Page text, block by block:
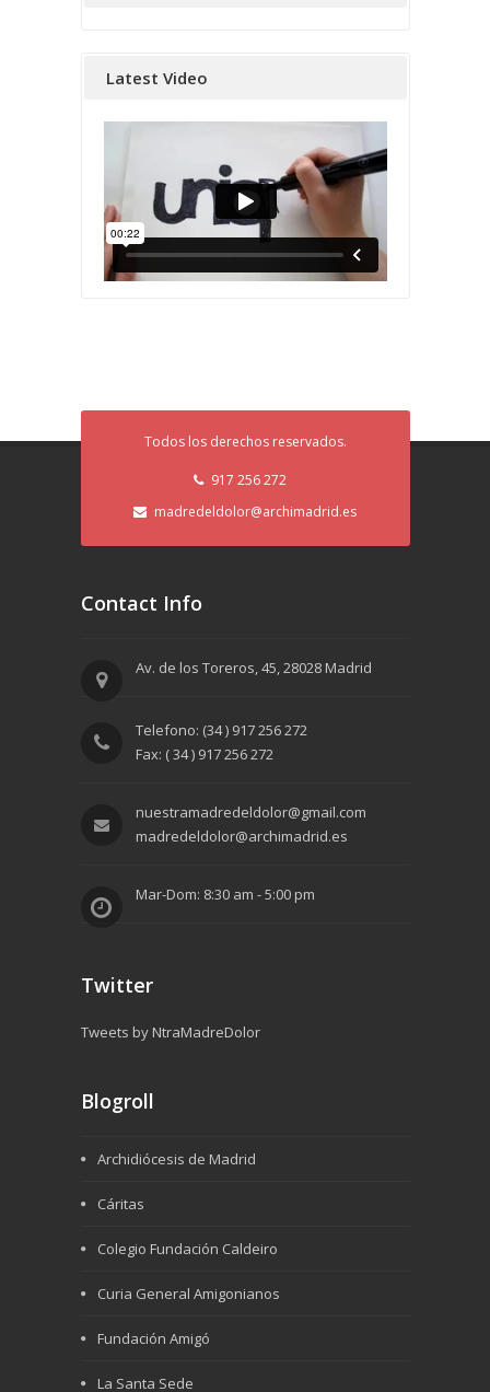
Latest Video
Todos los derechos reservados.
917 256 272
madredeldolor@archimadrid.es
Contact Info
Av. de los Toreros, 45, 28028 Madrid
Telefono: (34 ) 917 256 272
Fax: ( 34 ) 917 256 272
nuestramadredeldolor@gmail.com
madredeldolor@archimadrid.es
Mar-Dom: 8:30 am - 5:00 pm
Twitter
Tweets by NtraMadreDolor
Blogroll
Archidiócesis de Madrid
Cáritas
Colegio Fundación Caldeiro
Curia General Amigonianos
Fundación Amigó
La Santa Sede